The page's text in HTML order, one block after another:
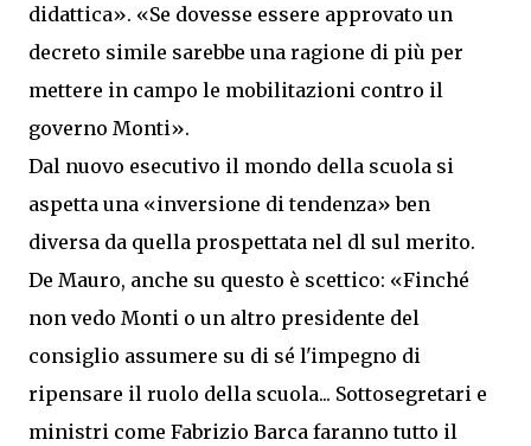
didattica». «Se dovesse essere approvato un
decreto simile sarebbe una ragione di più per
mettere in campo le mobilitazioni contro il
governo Monti».
Dal nuovo esecutivo il mondo della scuola si
aspetta una «inversione di tendenza» ben
diversa da quella prospettata nel dl sul merito.
De Mauro, anche su questo è scettico: «Finché
non vedo Monti o un altro presidente del
consiglio assumere su di sé l'impegno di
ripensare il ruolo della scuola... Sottosegretari e
ministri come Fabrizio Barca faranno tutto il